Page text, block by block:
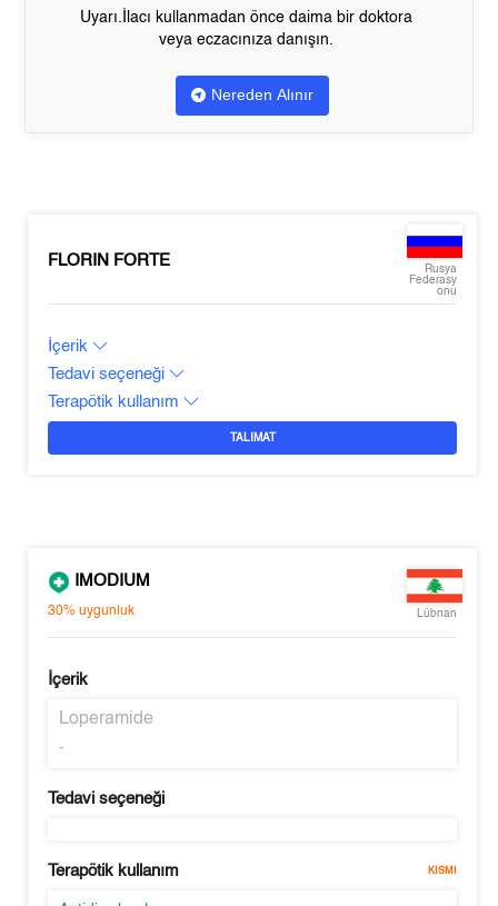
Uyarı.İlacı kullanmadan önce daima bir doktora
veya eczacınıza danışın.
Nereden Alınır
FLORIN FORTE
Rusya
Federasy
onu
İçerik
Tedavi seçeneği
Terapötik kullanım
TALIMAT
IMODIUM
30%uygunluk Lübnan
İçerik
Loperamide
-
Tedavi seçeneği
Terapötik kullanım KISMI